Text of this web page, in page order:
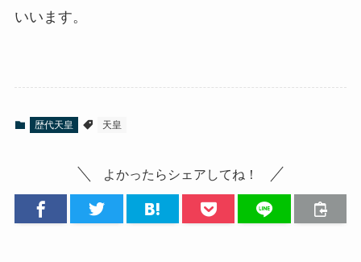
いいます。
歴代天皇 天皇
よかったらシェアしてね！